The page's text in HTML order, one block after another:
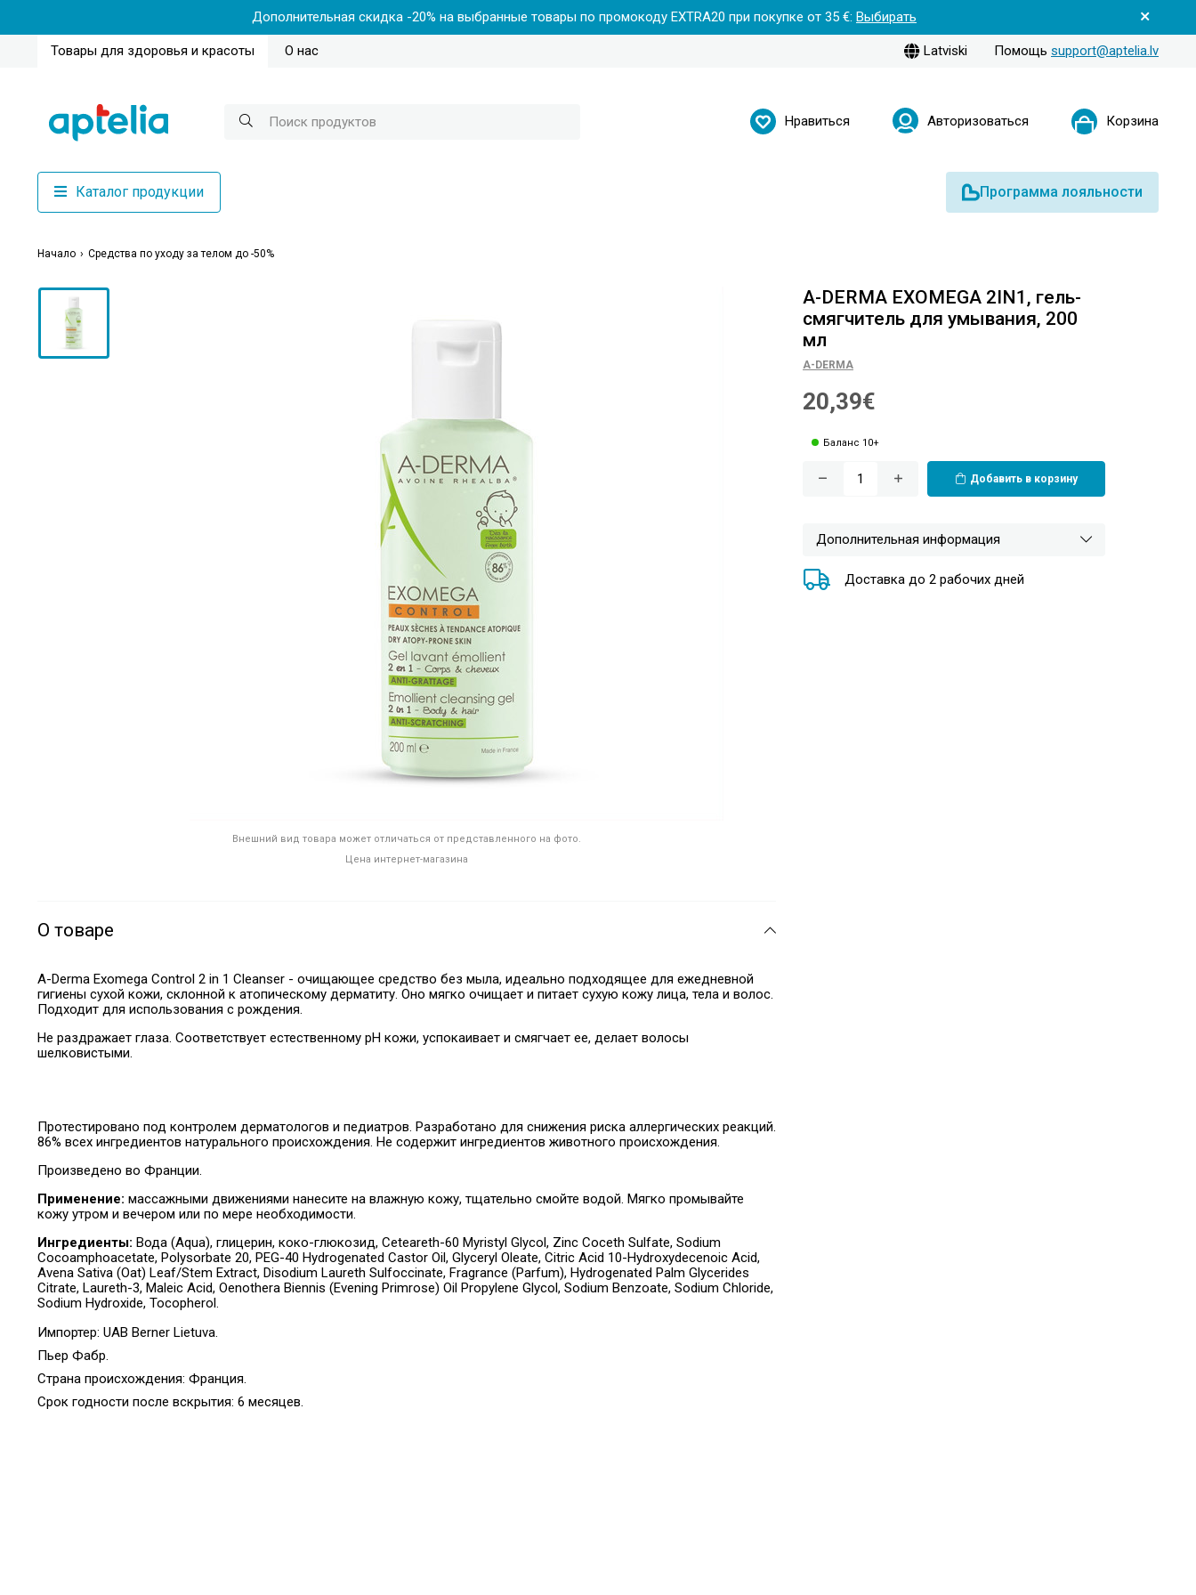
Дополнительная скидка -20% на выбранные товары по промокоду EXTRA20 при покупке от 35 €: Выбирать
Товары для здоровья и красоты О нас Latviski Помощь support@aptelia.lv
Нравиться Авторизоваться Корзина
Каталог продукции Программа лояльности
Начало Средства по уходу за телом до -50%
Внешний вид товара может отличаться от представленного на фото.
Цена интернет-магазина
О товаре
A-Derma Exomega Control 2 in 1 Cleanser - очищающее средство без мыла, идеально подходящее для ежедневной
гигиены сухой кожи, склонной к атопическому дерматиту. Оно мягко очищает и питает сухую кожу лица, тела и волос.
Подходит для использования с рождения.
Не раздражает глаза. Соответствует естественному pH кожи, успокаивает и смягчает ее, делает волосы
шелковистыми.
Протестировано под контролем дерматологов и педиатров. Разработано для снижения риска аллергических реакций.
86% всех ингредиентов натурального происхождения. Не содержит ингредиентов животного происхождения.
Произведено во Франции.
Применение: массажными движениями нанесите на влажную кожу, тщательно смойте водой. Мягко промывайте
кожу утром и вечером или по мере необходимости.
Ингредиенты: Вода (Aqua), глицерин, коко-глюкозид, Ceteareth-60 Myristyl Glycol, Zinc Coceth Sulfate, Sodium
Cocoamphoacetate, Polysorbate 20, PEG-40 Hydrogenated Castor Oil, Glyceryl Oleate, Citric Acid 10-Hydroxydecenoic Acid,
Avena Sativa (Oat) Leaf/Stem Extract, Disodium Laureth Sulfoccinate, Fragrance (Parfum), Hydrogenated Palm Glycerides
Citrate, Laureth-3, Maleic Acid, Oenothera Biennis (Evening Primrose) Oil Propylene Glycol, Sodium Benzoate, Sodium Chloride,
Sodium Hydroxide, Tocopherol.
Импортер: UAB Berner Lietuva.
Пьер Фабр.
Страна происхождения: Франция.
Срок годности после вскрытия: 6 месяцев
A-DERMA EXOMEGA 2IN1, гель-
смягчитель для умывания, 200
мл
A-DERMA
20,39€
Баланс 10+
Добавить в корзину
Дополнительная информация
Доставка до 2 рабочих дней